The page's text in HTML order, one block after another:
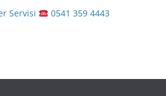
Servisi
0541 359 4443